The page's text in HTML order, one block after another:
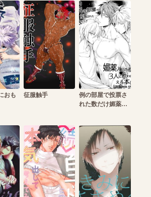
おも
征服触手
例の部屋で投票さ
れた数だけ媚薬入